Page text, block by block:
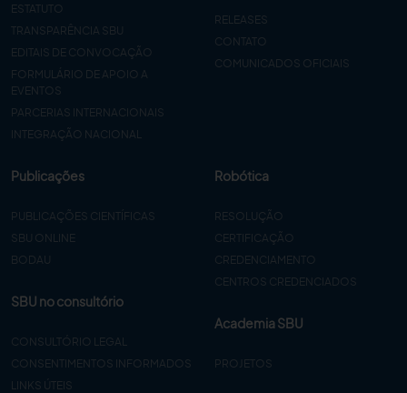
ESTATUTO
TRANSPARÊNCIA SBU
EDITAIS DE CONVOCAÇÃO
FORMULÁRIO DE APOIO A
EVENTOS
PARCERIAS INTERNACIONAIS
INTEGRAÇÃO NACIONAL
RELEASES
CONTATO
COMUNICADOS OFICIAIS
Publicações
PUBLICAÇÕES CIENTÍFICAS
SBU ONLINE
BODAU
SBU no consultório
CONSULTÓRIO LEGAL
CONSENTIMENTOS INFORMADOS
LINKS ÚTEIS
Robótica
RESOLUÇÃO
CERTIFICAÇÃO
CREDENCIAMENTO
CENTROS CREDENCIADOS
Academia SBU
PROJETOS